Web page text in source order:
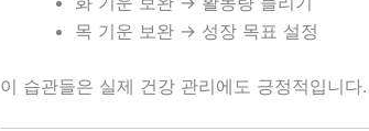
목 기운 보완 → 성장 목표 설정
이 습관들은 실제 건강 관리에도 긍정적입니다.